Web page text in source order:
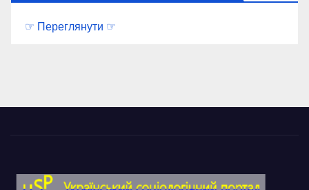
☞ Переглянути ☞